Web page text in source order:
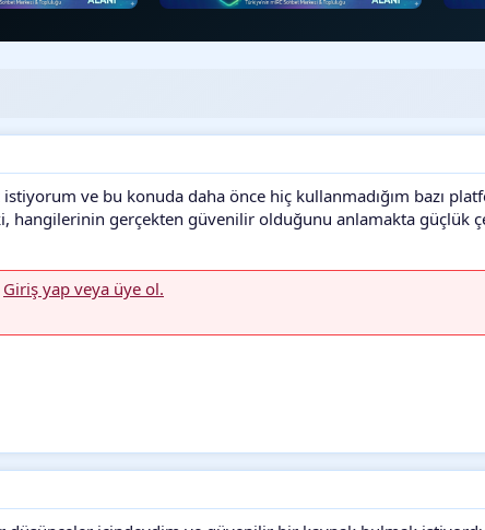
ve bu konuda daha önce hiç kullanmadığım bazı
hangilerinin gerçekten güvenilir olduğunu anlamakta güçlük
Giriş yap veya üye ol.